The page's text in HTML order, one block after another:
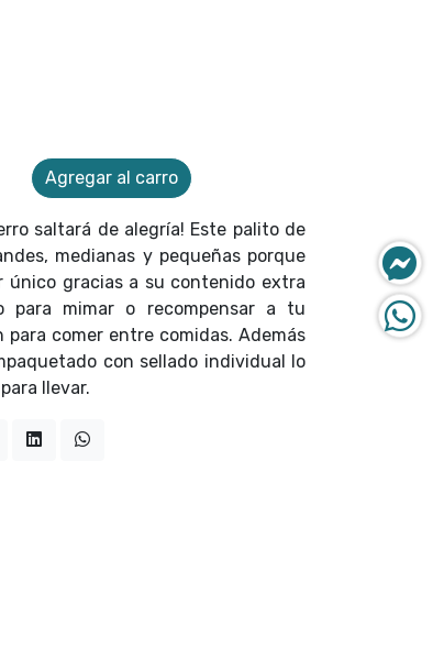
Agregar al carro
saltará de alegría! Este palito de
medianas y pequeñas porque
único gracias a su contenido extra
para mimar o recompensar a tu
para comer entre comidas. Además
con sellado individual lo
llevar.